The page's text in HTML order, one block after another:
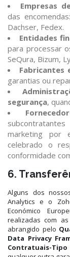
Empresas
das
Dachser, Fedex.
Entidades
para processar
SeQura, Bizum,
Fabricantes
garantias ou
segurança,
marketing por
celebrado o
conformidade
6.
Alguns dos
Analytics e o
Económico
realizadas com
abrangido pelo
Data Privacy
Contratuais-Tipo